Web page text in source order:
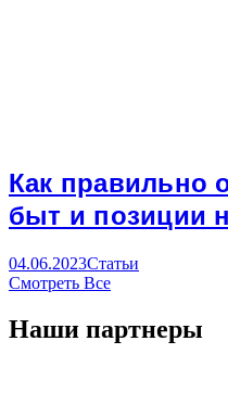
Как правильно
быт и позиции
04.06.2023Статьи
Смотреть Все
Наши партнеры